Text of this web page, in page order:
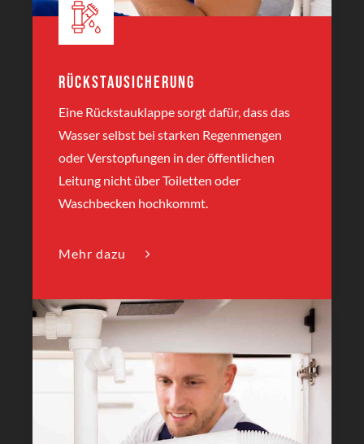
Rückstausicherung
Eine Rückstauklappe sorgt dafür, dass das
Wasser selbst bei starken Regenmengen
oder Verstopfungen in der öffentlichen
Leitung nicht über Toiletten oder
Waschbecken hochkommt.
Mehr dazu